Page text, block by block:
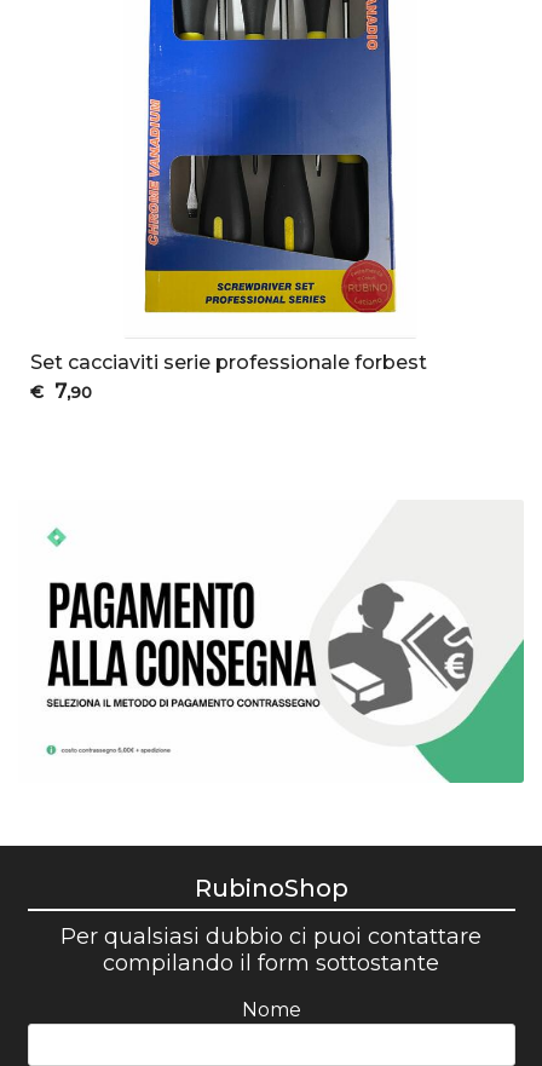
Set cacciaviti serie professionale forbest
€ 7,90
RubinoShop
Per qualsiasi dubbio ci puoi contattare
compilando il form sottostante
Nome